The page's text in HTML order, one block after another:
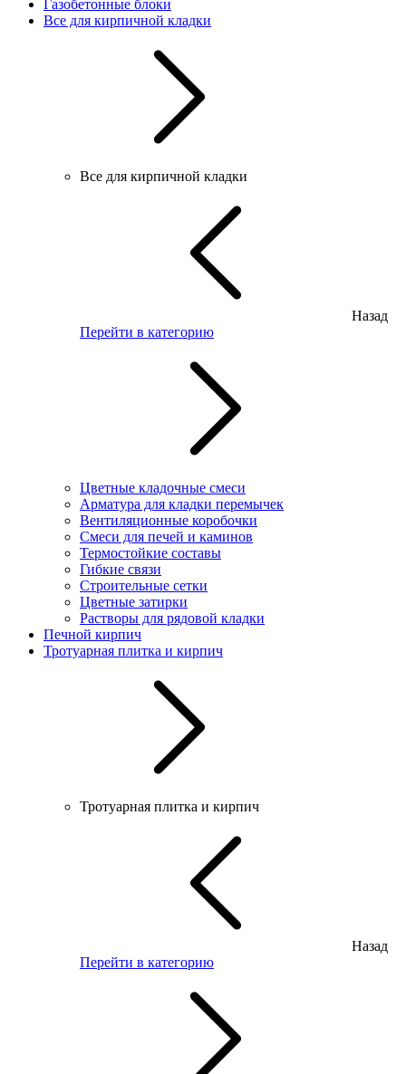
Газобетонные блоки
Все для кирпичной кладки
Все для кирпичной кладки
Назад
Перейти в категорию
Цветные кладочные смеси
Арматура для кладки перемычек
Вентиляционные коробочки
Смеси для печей и каминов
Термостойкие составы
Гибкие связи
Строительные сетки
Цветные затирки
Растворы для рядовой кладки
Печной кирпич
Тротуарная плитка и кирпич
Тротуарная плитка и кирпич
Назад
Перейти в категорию